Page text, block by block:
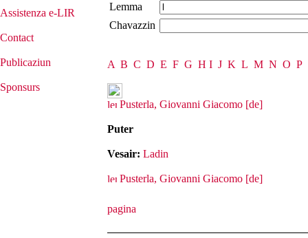
Assistenza e-LIR
Contact
Publicaziun
Sponsurs
Lemma
Chavazzin
A B C D E F G H I J K L M N O P
Pusterla, Giovanni Giacomo [de]
Puter
Vesair: Ladin
Pusterla, Giovanni Giacomo [de]